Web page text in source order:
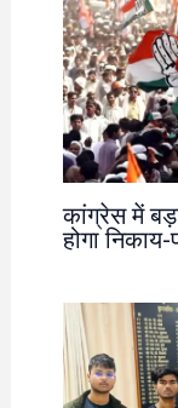
कांग्रेस में
होगा